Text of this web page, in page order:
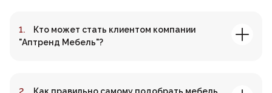
Кто может стать клиентом компании
"Аптренд Мебель"?